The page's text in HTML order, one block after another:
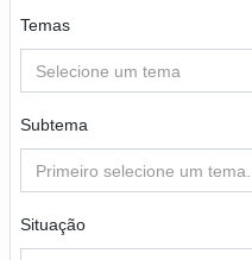
Temas
Selecione um tema
Subtema
Primeiro selecione um tema...
Situação